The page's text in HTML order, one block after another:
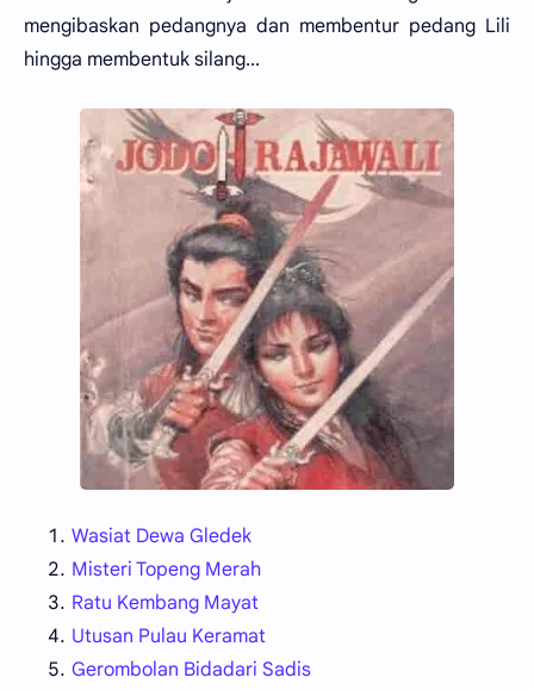
mengibaskan pedangnya dan membentur pedang Lili
hingga membentuk silang...
Wasiat Dewa Gledek
Misteri Topeng Merah
Ratu Kembang Mayat
Utusan Pulau Keramat
Gerombolan Bidadari Sadis